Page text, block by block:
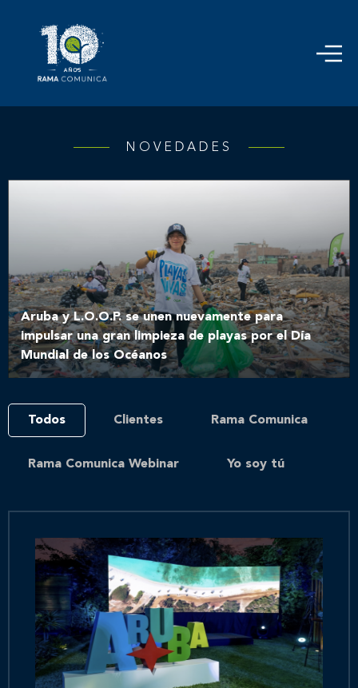
NOVEDADES
Aruba y L.O.O.P. se unen nuevamente para
impulsar una gran limpieza de playas por el Día
Mundial de los Océanos
Todos Clientes Rama Comunica
Rama Comunica Webinar Yo soy tú